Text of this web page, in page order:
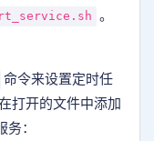
。
命令来设置定时任
打开的文件中添加
：